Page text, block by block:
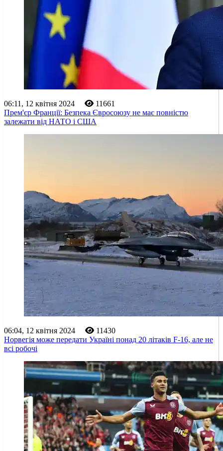
06:11, 12 квітня 2024
11661
Прем'єр Франції: Безпека Євросоюзу не має повністю
залежати від НАТО і США
06:04, 12 квітня 2024
11430
Норвегія може передати Україні понад 20 літаків F-16, але не
всі робочі